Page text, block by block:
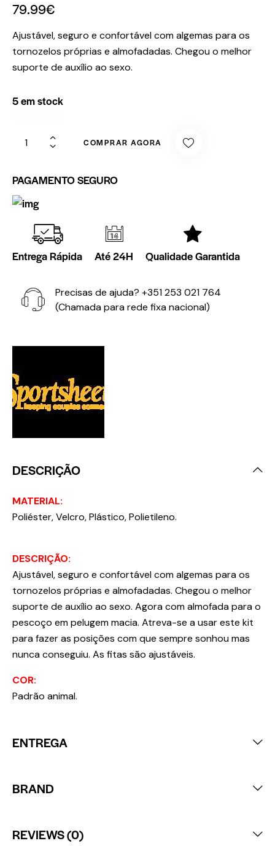
79.99€
Ajustável, seguro e confortável com algemas para os
tornozelos próprias e almofadadas. Chegou o melhor
suporte de auxílio ao sexo.
5 em stock
COMPRAR AGORA
PAGAMENTO SEGURO
Entrega Rápida Até 24H Qualidade Garantida
Precisas de ajuda? +351 253 021 764
(Chamada para rede fixa nacional)
DESCRIÇÃO
MATERIAL:
Poliéster, Velcro, Plástico, Polietileno.
DESCRIÇÃO:
Ajustável, seguro e confortável com algemas para os
tornozelos próprias e almofadadas. Chegou o melhor
suporte de auxílio ao sexo. Agora com almofada para o
pescoço em pelugem macia. Atreva-se a usar este kit
para fazer as posições com que sempre sonhou mas
nunca conseguiu. As fitas são ajustáveis.
COR:
Padrão animal.
ENTREGA
BRAND
REVIEWS (0)